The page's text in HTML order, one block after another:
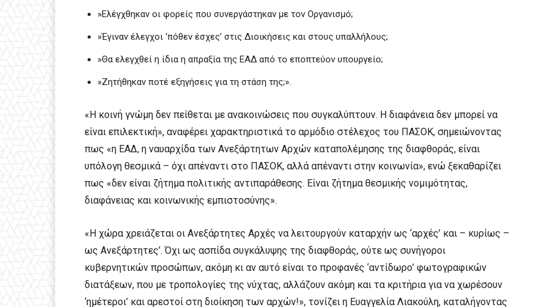
»Ελέγχθηκαν οι φορείς που συνεργάστηκαν με τον Οργανισμό;
»Έγιναν έλεγχοι ‘πόθεν έσχες’ στις Διοικήσεις και στους υπαλλήλους;
»Θα ελεγχθεί η ίδια η απραξία της ΕΑΔ από το εποπτεύον υπουργείο;
»Ζητήθηκαν ποτέ εξηγήσεις για τη στάση της;».
«Η κοινή γνώμη δεν πείθεται με ανακοινώσεις που συγκαλύπτουν. Η διαφάνεια δεν μπορεί να
είναι επιλεκτική», αναφέρει χαρακτηριστικά το αρμόδιο στέλεχος του ΠΑΣΟΚ, σημειώνοντας
πως «η ΕΑΔ, η ναυαρχίδα των Ανεξάρτητων Αρχών καταπολέμησης της διαφθοράς, είναι
υπόλογη θεσμικά – όχι απέναντι στο ΠΑΣΟΚ, αλλά απέναντι στην κοινωνία», ενώ ξεκαθαρίζει
πως «δεν είναι ζήτημα πολιτικής αντιπαράθεσης. Είναι ζήτημα θεσμικής νομιμότητας,
διαφάνειας και κοινωνικής εμπιστοσύνης».
«Η χώρα χρειάζεται οι Ανεξάρτητες Αρχές να λειτουργούν καταρχήν ως ‘αρχές’ και – κυρίως –
ως Ανεξάρτητες’. Όχι ως ασπίδα συγκάλυψης της διαφθοράς, ούτε ως συνήγοροι
κυβερνητικών προσώπων, ακόμη κι αν αυτό είναι το προφανές ‘αντίδωρο’ φωτογραφικών
διατάξεων, που με τροπολογίες της νύχτας, αλλάζουν ακόμη και τα κριτήρια για να χωρέσουν
‘ημέτεροι’ και αρεστοί στη διοίκηση των αρχών!», τονίζει η Ευαγγελία Λιακούλη, καταλήγοντας